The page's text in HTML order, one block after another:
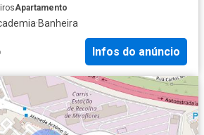
Apartamento
·Banheira
Infos do anúncio